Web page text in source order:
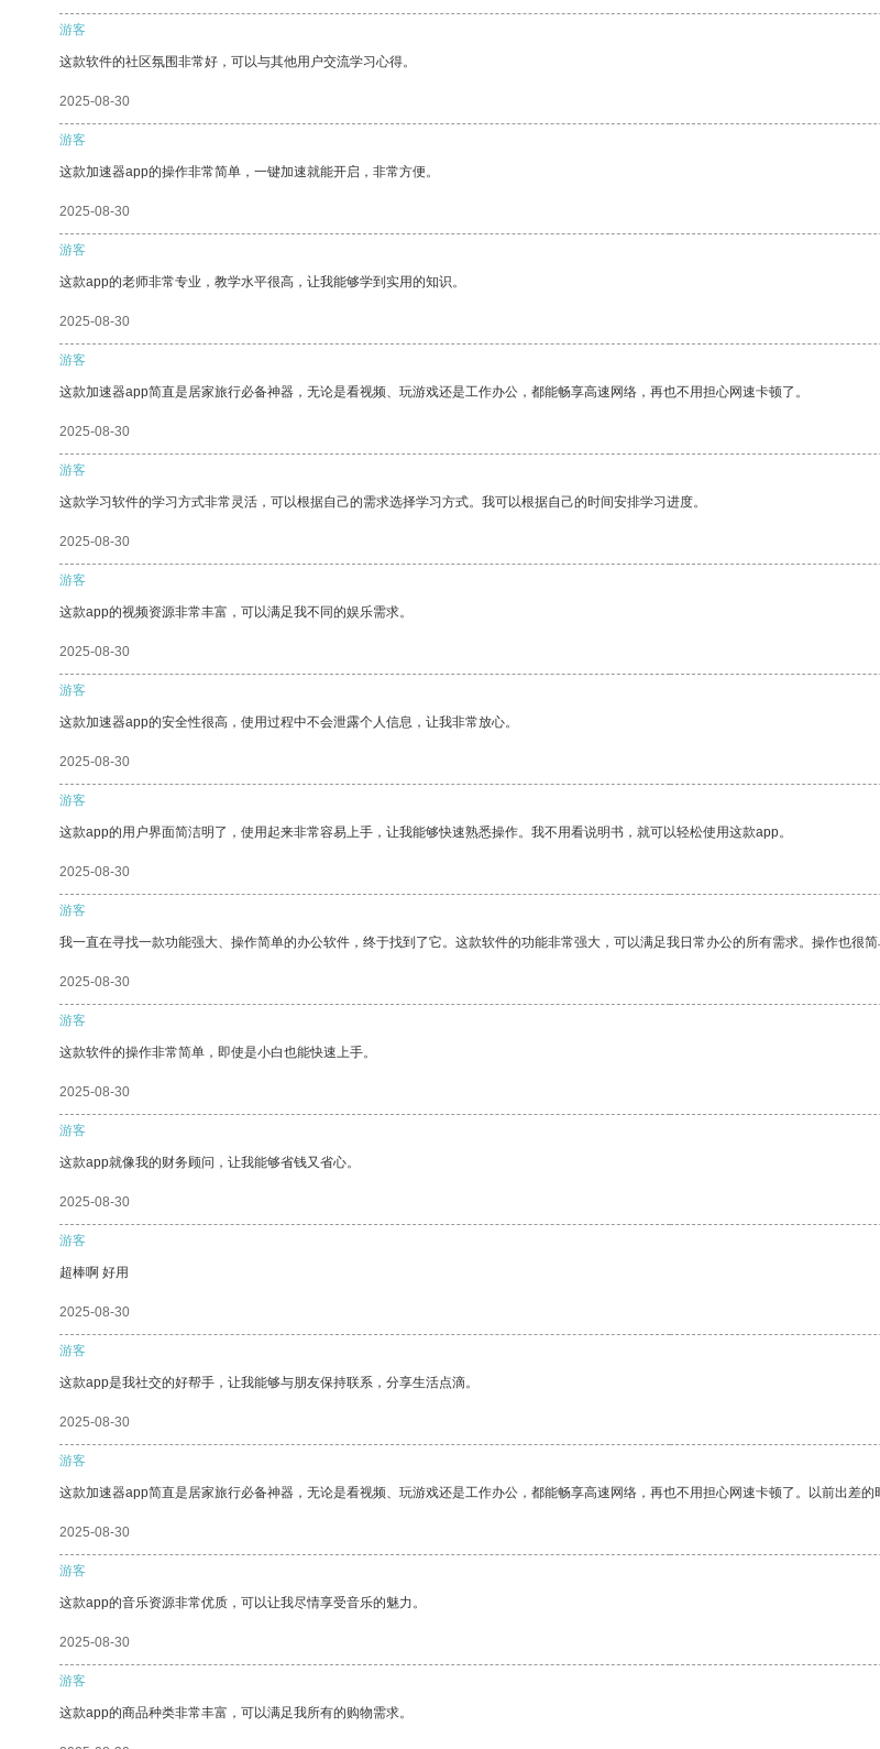
游客
这款软件的社区氛围非常好，可以与其他用户交流学习心得。
2025-08-30
游客
这款加速器app的操作非常简单，一键加速就能开启，非常方便。
2025-08-30
游客
这款app的老师非常专业，教学水平很高，让我能够学到实用的知识。
2025-08-30
游客
这款加速器app简直是居家旅行必备神器，无论是看视频、玩游戏还是工作办公，都能畅享高速网络，再也不用担心网速卡顿了。
2025-08-30
游客
这款学习软件的学习方式非常灵活，可以根据自己的需求选择学习方式。我可以根据自己的时间安排学习进度。
2025-08-30
游客
这款app的视频资源非常丰富，可以满足我不同的娱乐需求。
2025-08-30
游客
这款加速器app的安全性很高，使用过程中不会泄露个人信息，让我非常放心。
2025-08-30
游客
这款app的用户界面简洁明了，使用起来非常容易上手，让我能够快速熟悉操作。我不用看说明书，就可以轻松使用这款app。
2025-08-30
游客
我一直在寻找一款功能强大、操作简单的办公软件，终于找到了它。这款软件的功能非常强大，可以满足我日常办公的所有需求。操作也很简
2025-08-30
游客
这款软件的操作非常简单，即使是小白也能快速上手。
2025-08-30
游客
这款app就像我的财务顾问，让我能够省钱又省心。
2025-08-30
游客
超棒啊 好用
2025-08-30
游客
这款app是我社交的好帮手，让我能够与朋友保持联系，分享生活点滴。
2025-08-30
游客
这款加速器app简直是居家旅行必备神器，无论是看视频、玩游戏还是工作办公，都能畅享高速网络，再也不用担心网速卡顿了。以前出差
2025-08-30
游客
这款app的音乐资源非常优质，可以让我尽情享受音乐的魅力。
2025-08-30
游客
这款app的商品种类非常丰富，可以满足我所有的购物需求。